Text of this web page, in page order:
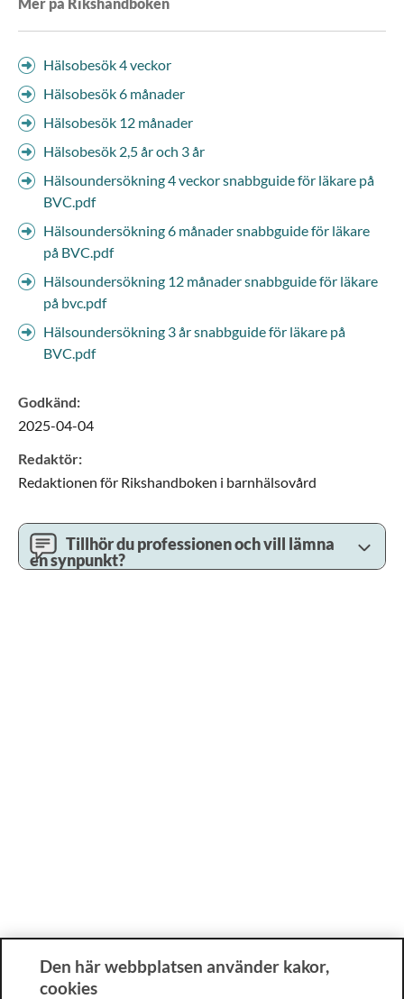
Hälsobesök 4 veckor
Hälsobesök 6 månader
Hälsobesök 12 månader
Hälsobesök 2,5 år och 3 år
Hälsoundersökning 4 veckor snabbguide för läkare på
BVC.pdf
Hälsoundersökning 6 månader snabbguide för läkare
på BVC.pdf
Hälsoundersökning 12 månader snabbguide för läkare
på bvc.pdf
Hälsoundersökning 3 år snabbguide för läkare på
BVC.pdf
Godkänd:
2025-04-04
Redaktör:
Redaktionen för Rikshandboken i barnhälsovård
Tillhör du professionen och vill lämna
en synpunkt?
Den här webbplatsen använder kakor,
cookies